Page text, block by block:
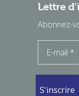
Lettre
Abonnez-